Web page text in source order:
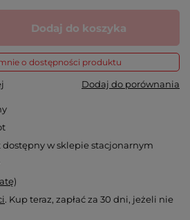
Dodaj do koszyka
o dostępności produktu
Dodaj do porównania
w sklepie stacjonarnym
)
. Kup teraz, zapłać za 30 dni, jeżeli nie